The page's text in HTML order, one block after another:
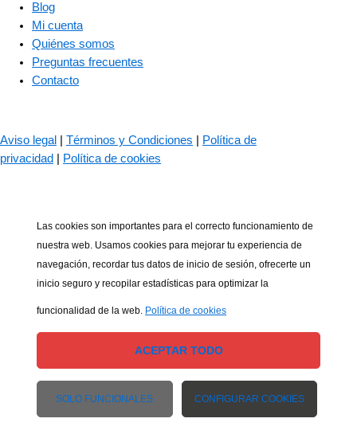
Blog
Mi cuenta
Quiénes somos
Preguntas frecuentes
Contacto
Aviso legal Términos y Condiciones
Política de
privacidad
Política de cookies
Las cookies son importantes para el correcto funcionamiento de
nuestra web. Usamos cookies para mejorar tu experiencia de
navegación, recordar tus datos de inicio de sesión, ofrecerte un
inicio seguro y recopilar estadísticas para optimizar la
funcionalidad de la web. Política de cookies
ACEPTAR TODO
SOLO FUNCIONALES CONFIGURAR COOKIES